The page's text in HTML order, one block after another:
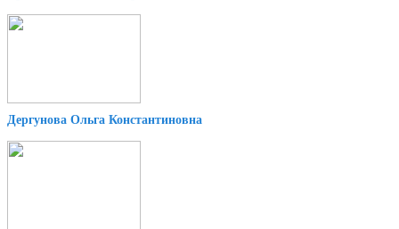
Дергунова Ольга Константиновна